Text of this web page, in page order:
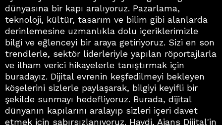
dünyasına bir kapı aralıyoruz. Pazarlama,
teknoloji, kültür, tasarım ve bilim gibi alanlarda
derinlemesine uzmanlıkla dolu içeriklerimizle
bilgi ve eğlenceyi bir araya getiriyoruz. Sizi en son
trendlerle, sektör liderleriyle yapılan röportajlarla
ve ilham verici hikayelerle tanıştırmak için
buradayız. Dijital evrenin keşfedilmeyi bekleyen
köşelerini sizlerle paylaşarak, bilgiyi keyifli bir
şekilde sunmayı hedefliyoruz. Burada, dijital
dünyanın kapılarını aralayıp sizleri içeri davet
etmek için sabırsızlanıyoruz. Haydi, Ajans Dijital'in